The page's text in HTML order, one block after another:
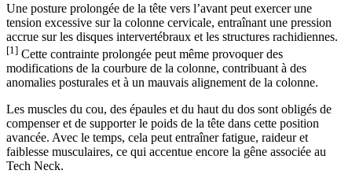
Une posture prolongée de la tête vers l’avant peut exercer une
tension excessive sur la colonne cervicale, entraînant une pression
accrue sur les disques intervertébraux et les structures rachidiennes.
[1] Cette contrainte prolongée peut même provoquer des
modifications de la courbure de la colonne, contribuant à des
anomalies posturales et à un mauvais alignement de la colonne.
Les muscles du cou, des épaules et du haut du dos sont obligés de
compenser et de supporter le poids de la tête dans cette position
avancée. Avec le temps, cela peut entraîner fatigue, raideur et
faiblesse musculaires, ce qui accentue encore la gêne associée au
Tech Neck.